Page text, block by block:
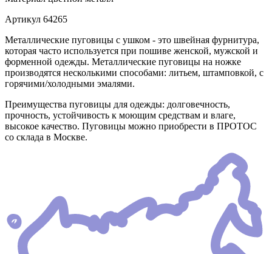
Артикул 64265
Металлические пуговицы с ушком - это швейная фурнитура,
которая часто используется при пошиве женской, мужской и
форменной одежды. Металлические пуговицы на ножке
производятся несколькими способами: литьем, штамповкой, с
горячими/холодными эмалями.
Преимущества пуговицы для одежды: долговечность,
прочность, устойчивость к моющим средствам и влаге,
высокое качество. Пуговицы можно приобрести в ПРОТОС
со склада в Москве.